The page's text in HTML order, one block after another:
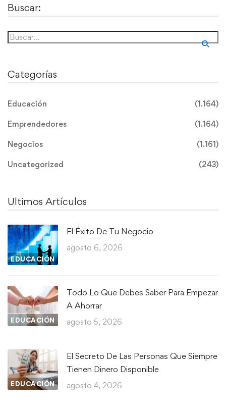
Buscar:
Categorías
Educación (1.164)
Emprendedores (1.164)
Negocios (1.161)
Uncategorized (243)
Ultimos Artículos
EDUCACIÓN
El Éxito De Tu Negocio
agosto 6, 2026
EDUCACIÓN
Todo Lo Que Debes Saber Para Empezar
A Ahorrar
agosto 5, 2026
EDUCACIÓN
El Secreto De Las Personas Que Siempre
Tienen Dinero Disponible
agosto 4, 2026